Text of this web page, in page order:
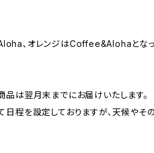
、オレンジはCoffee&Alohaとなっ
は翌月末までにお届けいたします。
程を設定しておりますが、天候やそ